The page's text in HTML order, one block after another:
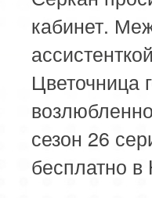
кабинет.
Цветочница
сезон 26
бесплатно